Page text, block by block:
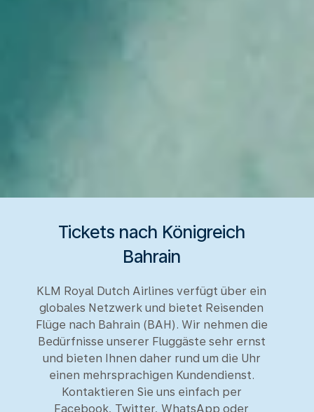
Tickets nach Königreich
Bahrain
KLM Royal Dutch Airlines verfügt über ein
globales Netzwerk und bietet Reisenden
Flüge nach Bahrain (BAH). Wir nehmen die
Bedürfnisse unserer Fluggäste sehr ernst
und bieten Ihnen daher rund um die Uhr
einen mehrsprachigen Kundendienst.
Kontaktieren Sie uns einfach per
Facebook, Twitter, WhatsApp oder